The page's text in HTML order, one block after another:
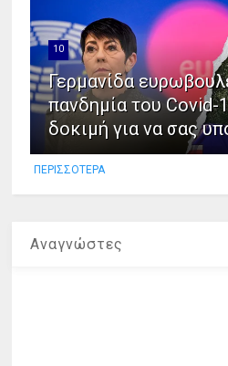
10
Γερμανίδα
πανδημία του Covid-
δοκιμή για να σας
ΠΕΡΙΣΣΟΤΕΡΑ
Αναγνώστες